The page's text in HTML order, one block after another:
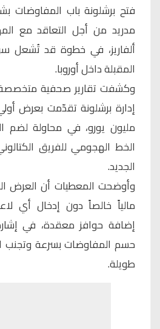
فتح برشلونةباب المفاوضات
مدريد من أجل التعاقد مع
ألفاريز، في خطوة قد تُشعل
المقبلة داخل أوروبا.
وكشفت تقارير صحفية
مليون يورو، في محاولة لضم
الخط الهجومي للفريق
الجديد.
وأوضحت المعطيات أن العرض
مالياً خالصاً دون إدخال أي
إضافة حوافز معقدة، في
حسم المفاوضات بسرعة وتجنب
طويلة.